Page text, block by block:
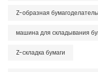
Z-образная
машина для складывания
Z-складка бумаги